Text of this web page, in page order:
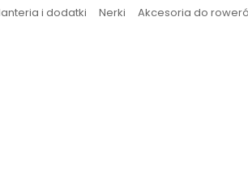
i dodatki Nerki Akcesoria do